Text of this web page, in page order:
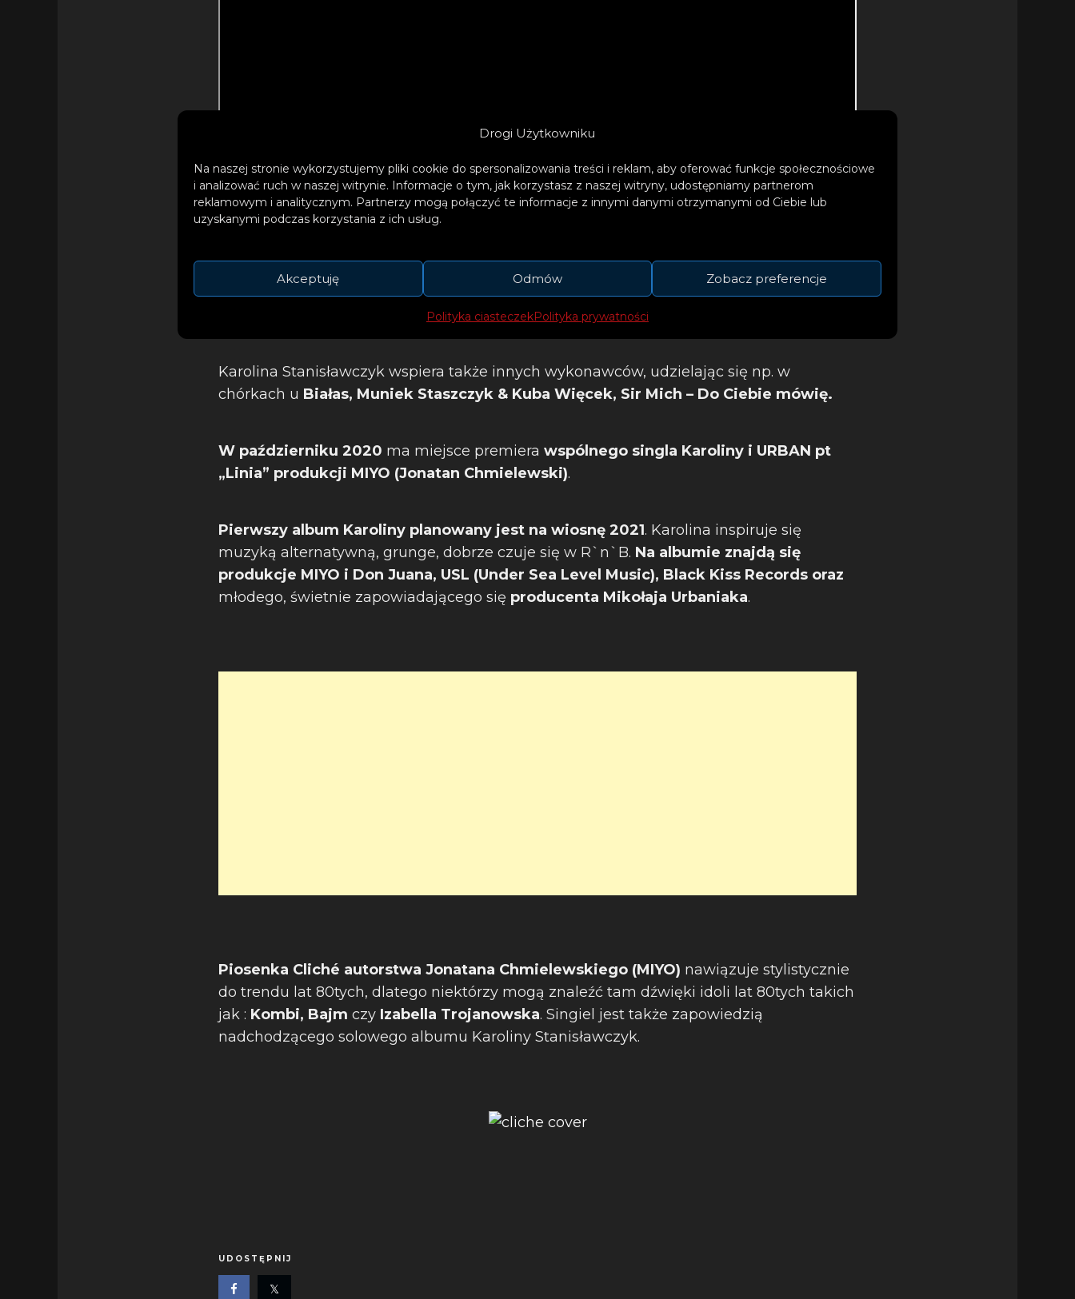
Drogi Użytkowniku
Na naszej stronie wykorzystujemy pliki cookie do spersonalizowania treści i reklam, aby oferować funkcje społecznościowe
i analizować ruch w naszej witrynie. Informacje o tym, jak korzystasz z naszej witryny, udostępniamy partnerom
reklamowym i analitycznym. Partnerzy mogą połączyć te informacje z innymi danymi otrzymanymi od Ciebie lub
uzyskanymi podczas korzystania z ich usług.
Akceptuję Odmów Zobacz preferencje
Polityka ciasteczekPolityka prywatności
Karolina Stanisławczyk wspiera także innych wykonawców, udzielając się np. w
chórkach u Białas, Muniek Staszczyk & Kuba Więcek, Sir Mich – Do Ciebie mówię.
W październiku 2020 ma miejsce premiera wspólnego singla Karoliny i URBAN pt
„Linia” produkcji MIYO (Jonatan Chmielewski).
Pierwszy album Karoliny planowany jest na wiosnę 2021. Karolina inspiruje się
muzyką alternatywną, grunge, dobrze czuje się w R`n`B. Na albumie znajdą się
produkcje MIYO i Don Juana, USL (Under Sea Level Music), Black Kiss Records oraz
młodego, świetnie zapowiadającego się producenta Mikołaja Urbaniaka.
Piosenka Cliché autorstwa Jonatana Chmielewskiego (MIYO) nawiązuje stylistycznie
do trendu lat 80tych, dlatego niektórzy mogą znaleźć tam dźwięki idoli lat 80tych takich
jak : Kombi, Bajm czy Izabella Trojanowska. Singiel jest także zapowiedzią
nadchodzącego solowego albumu Karoliny Stanisławczyk.
UDOSTĘPNIJ